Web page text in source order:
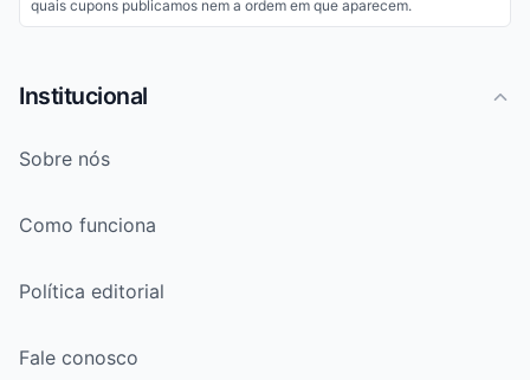
quais cupons publicamos nem a ordem em que aparecem.
Institucional
Sobre nós
Como funciona
Política editorial
Fale conosco